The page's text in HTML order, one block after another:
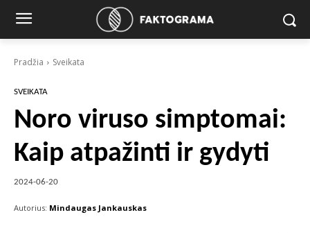
Pradžia Sveikata
SVEIKATA
Noro viruso simptomai:
Kaip atpažinti ir gydyti
2024-06-20
Autorius: Mindaugas Jankauskas